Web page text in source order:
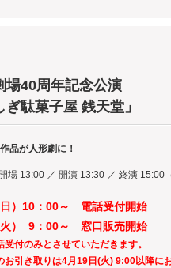
場40周年記念公演
駄菓子屋 銭天堂」
品が人形劇に！
開場 13:00 ／ 開演 13:30 ／ 終演 15:00
）10：00～ 電話受付開始
） 9：00～ 窓口販売開始
付のみとさせていただきます。
引き取りは4月19日(火) 9:00以降に